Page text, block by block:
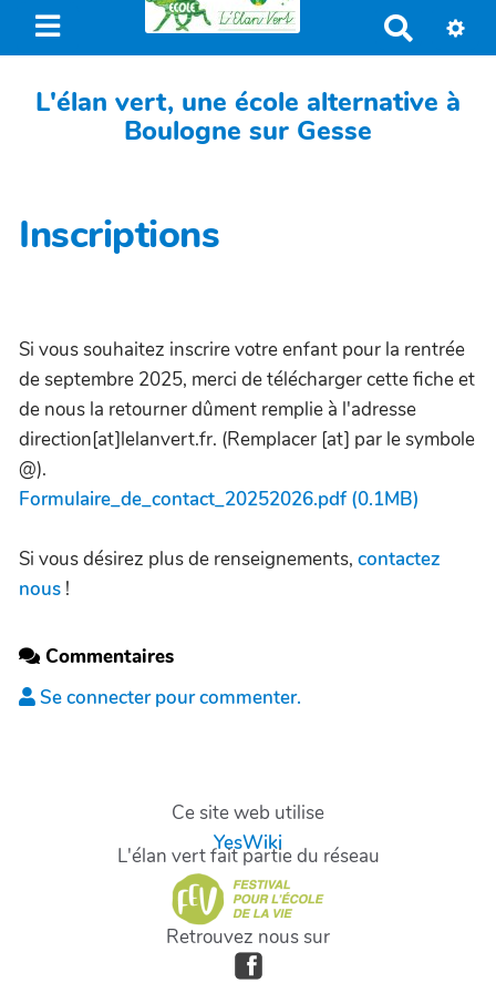
e
h
L'élan vert, une école alternative à
Boulogne sur Gesse
Inscriptions
Si vous souhaitez inscrire votre enfant pour la rentrée
de septembre 2025, merci de télécharger cette fiche et
de nous la retourner dûment remplie à l'adresse
direction[at]lelanvert.fr. (Remplacer [at] par le symbole
@).
Formulaire_de_contact_20252026.pdf (0.1MB)
Si vous désirez plus de renseignements, contactez
nous !
Commentaires
Se connecter pour commenter.
Ce site web utilise
YesWiki
L'élan vert fait partie du réseau
Retrouvez nous sur